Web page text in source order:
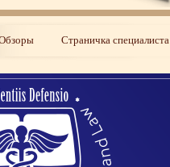
Страничка специалиста